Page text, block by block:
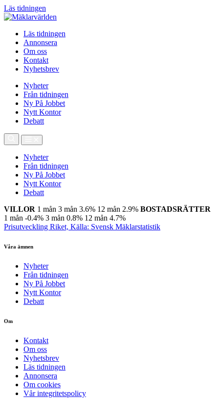
Läs tidningen
Läs tidningen
Annonsera
Om oss
Kontakt
Nyhetsbrev
Nyheter
Från tidningen
Ny På Jobbet
Nytt Kontor
Debatt
Nyheter
Från tidningen
Ny På Jobbet
Nytt Kontor
Debatt
VILLOR 1 mån 3 mån 3.6% 12 mån 2.9% BOSTADSRÄTTER
1 mån -0.4% 3 mån 0.8% 12 mån 4.7%
Prisutveckling Riket, Källa: Svensk Mäklarstatistik
Våra ämnen
Nyheter
Från tidningen
Ny På Jobbet
Nytt Kontor
Debatt
Om
Kontakt
Om oss
Nyhetsbrev
Läs tidningen
Annonsera
Om cookies
Vår integritetspolicy